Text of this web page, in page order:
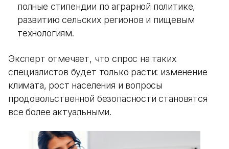
полные стипендии по аграрной политике,
развитию сельских регионов и пищевым
технологиям.
Эксперт отмечает, что спрос на таких
специалистов будет только расти: изменение
климата, рост населения и вопросы
продовольственной безопасности становятся
все более актуальными.